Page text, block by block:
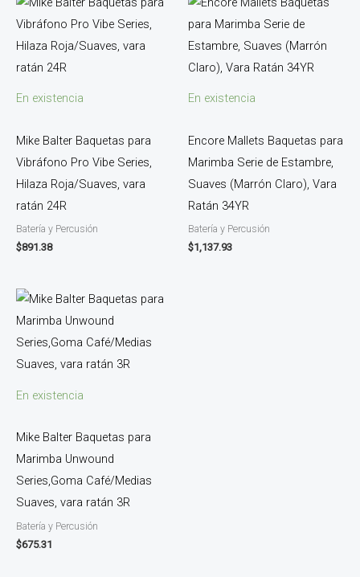
En existencia
Mike Balter Baquetas para
Vibráfono Pro Vibe Series,
Hilaza Roja/Suaves, vara
ratán 24R
Batería y Percusión
$891.38
En existencia
Encore Mallets Baquetas para
Marimba Serie de Estambre,
Suaves (Marrón Claro), Vara
Ratán 34YR
Batería y Percusión
$1,137.93
En existencia
Mike Balter Baquetas para
Marimba Unwound
Series,Goma Café/Medias
Suaves, vara ratán 3R
Batería y Percusión
$675.31